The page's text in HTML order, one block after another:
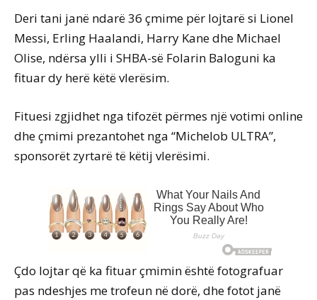
Deri tani janë ndarë 36 çmime për lojtarë si Lionel
Messi, Erling Haalandi, Harry Kane dhe Michael
Olise, ndërsa ylli i SHBA-së Folarin Baloguni ka
fituar dy herë këtë vlerësim.
Fituesi zgjidhet nga tifozët përmes një votimi online
dhe çmimi prezantohet nga “Michelob ULTRA”,
sponsorët zyrtarë të këtij vlerësimi.
Çdo lojtar që ka fituar çmimin është fotografuar
pas ndeshjes me trofeun në dorë, dhe fotot janë